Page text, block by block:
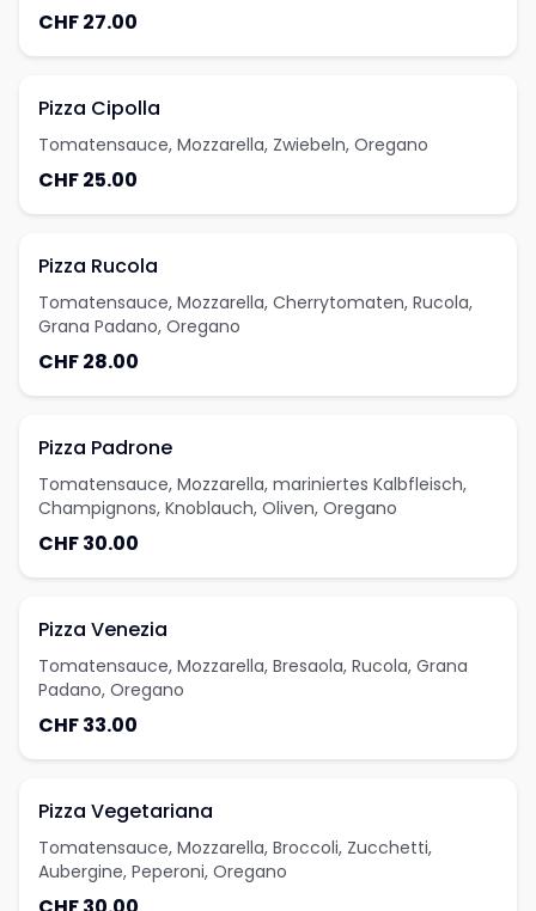
CHF 27.00
Pizza Cipolla
Tomatensauce, Mozzarella, Zwiebeln, Oregano
CHF 25.00
Pizza Rucola
Tomatensauce, Mozzarella, Cherrytomaten, Rucola,
Grana Padano, Oregano
CHF 28.00
Pizza Padrone
Tomatensauce, Mozzarella, mariniertes Kalbfleisch,
Champignons, Knoblauch, Oliven, Oregano
CHF 30.00
Pizza Venezia
Tomatensauce, Mozzarella, Bresaola, Rucola, Grana
Padano, Oregano
CHF 33.00
Pizza Vegetariana
Tomatensauce, Mozzarella, Broccoli, Zucchetti,
Aubergine, Peperoni, Oregano